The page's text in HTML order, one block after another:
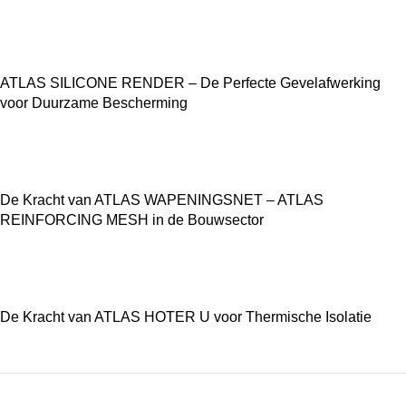
ATLAS SILICONE RENDER – De Perfecte Gevelafwerking
voor Duurzame Bescherming
De Kracht van ATLAS WAPENINGSNET – ATLAS
REINFORCING MESH in de Bouwsector
De Kracht van ATLAS HOTER U voor Thermische Isolatie